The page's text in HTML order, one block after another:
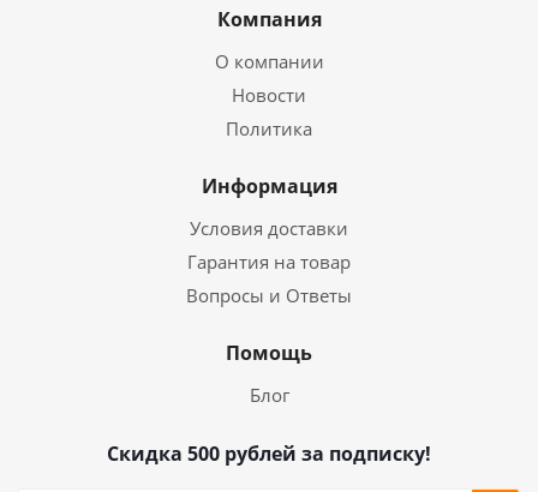
Компания
О компании
Новости
Политика
Информация
Условия доставки
Гарантия на товар
Вопросы и Ответы
Помощь
Блог
Скидка 500 рублей за подписку!